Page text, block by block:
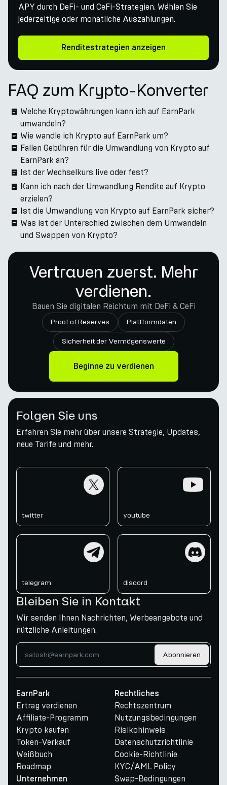
APY durch DeFi- und CeFi-Strategien. Wählen Sie
jederzeitige oder monatliche Auszahlungen.
Renditestrategien anzeigen
FAQ zum Krypto-Konverter
Welche Kryptowährungen kann ich auf EarnPark
umwandeln?
Wie wandle ich Krypto auf EarnPark um?
Fallen Gebühren für die Umwandlung von Krypto auf
EarnPark an?
Ist der Wechselkurs live oder fest?
Kann ich nach der Umwandlung Rendite auf Krypto
erzielen?
Ist die Umwandlung von Krypto auf EarnPark sicher?
Was ist der Unterschied zwischen dem Umwandeln
und Swappen von Krypto?
Vertrauen zuerst. Mehr
verdienen.
Bauen Sie digitalen Reichtum mit DeFi & CeFi
Proof of Reserves Plattformdaten
Sicherheit der Vermögenswerte
Beginne zu verdienen
Folgen Sie uns
Erfahren Sie mehr über unsere Strategie, Updates,
neue Tarife und mehr.
twitter youtube
telegram discord
Bleiben Sie in Kontakt
Wir senden Ihnen Nachrichten, Werbeangebote und
nützliche Anleitungen.
Abonnieren
EarnPark
Ertrag verdienen
Affiliate-Programm
Krypto kaufen
Token-Verkauf
Weißbuch
Roadmap
Unternehmen
Rechtliches
Rechtszentrum
Nutzungsbedingungen
Risikohinweis
Datenschutzrichtlinie
Cookie-Richtlinie
KYC/AML Policy
Swap-Bedingungen